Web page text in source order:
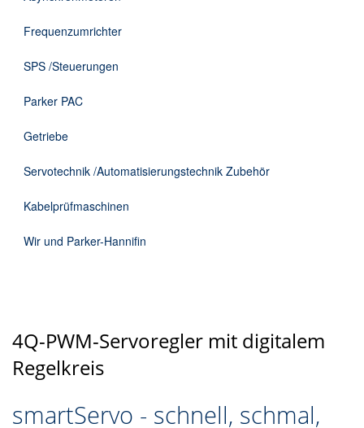
Frequenzumrichter
SPS /Steuerungen
Parker PAC
Getriebe
Servotechnik /Automatisierungstechnik Zubehör
Kabelprüfmaschinen
Wir und Parker-Hannifin
4Q-PWM-Servoregler mit digitalem
Regelkreis
smartServo - schnell, schmal,